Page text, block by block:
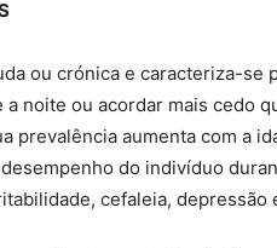
ou crónica e caracteriza-se
noite ou acordar mais cedo
prevalência aumenta com a
do indivíduo
cefaleia, depressão